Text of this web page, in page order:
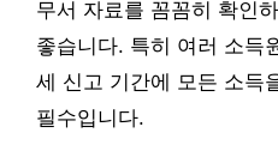
무서 자료를 꼼꼼히 확인
좋습니다. 특히 여러 소득
세 신고 기간에 모든 소득
필수입니다.